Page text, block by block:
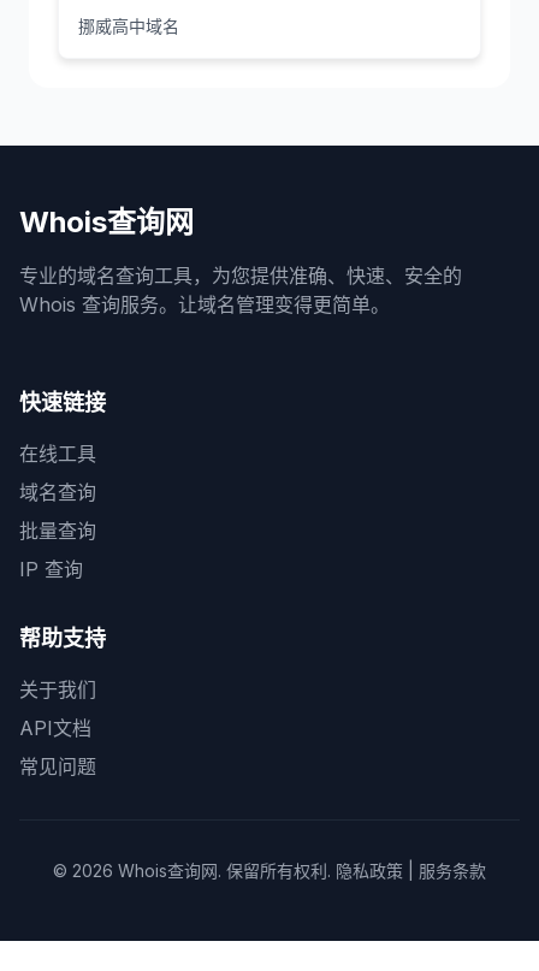
挪威高中域名
Whois查询网
专业的域名查询工具，为您提供准确、快速、安全的
Whois 查询服务。让域名管理变得更简单。
快速链接
在线工具
域名查询
批量查询
IP 查询
帮助支持
关于我们
API文档
常见问题
© 2026 Whois查询网. 保留所有权利. 隐私政策 服务条款